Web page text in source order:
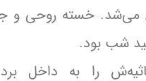
می‌شد. خسته روحی و
شب بود.
را به داخل